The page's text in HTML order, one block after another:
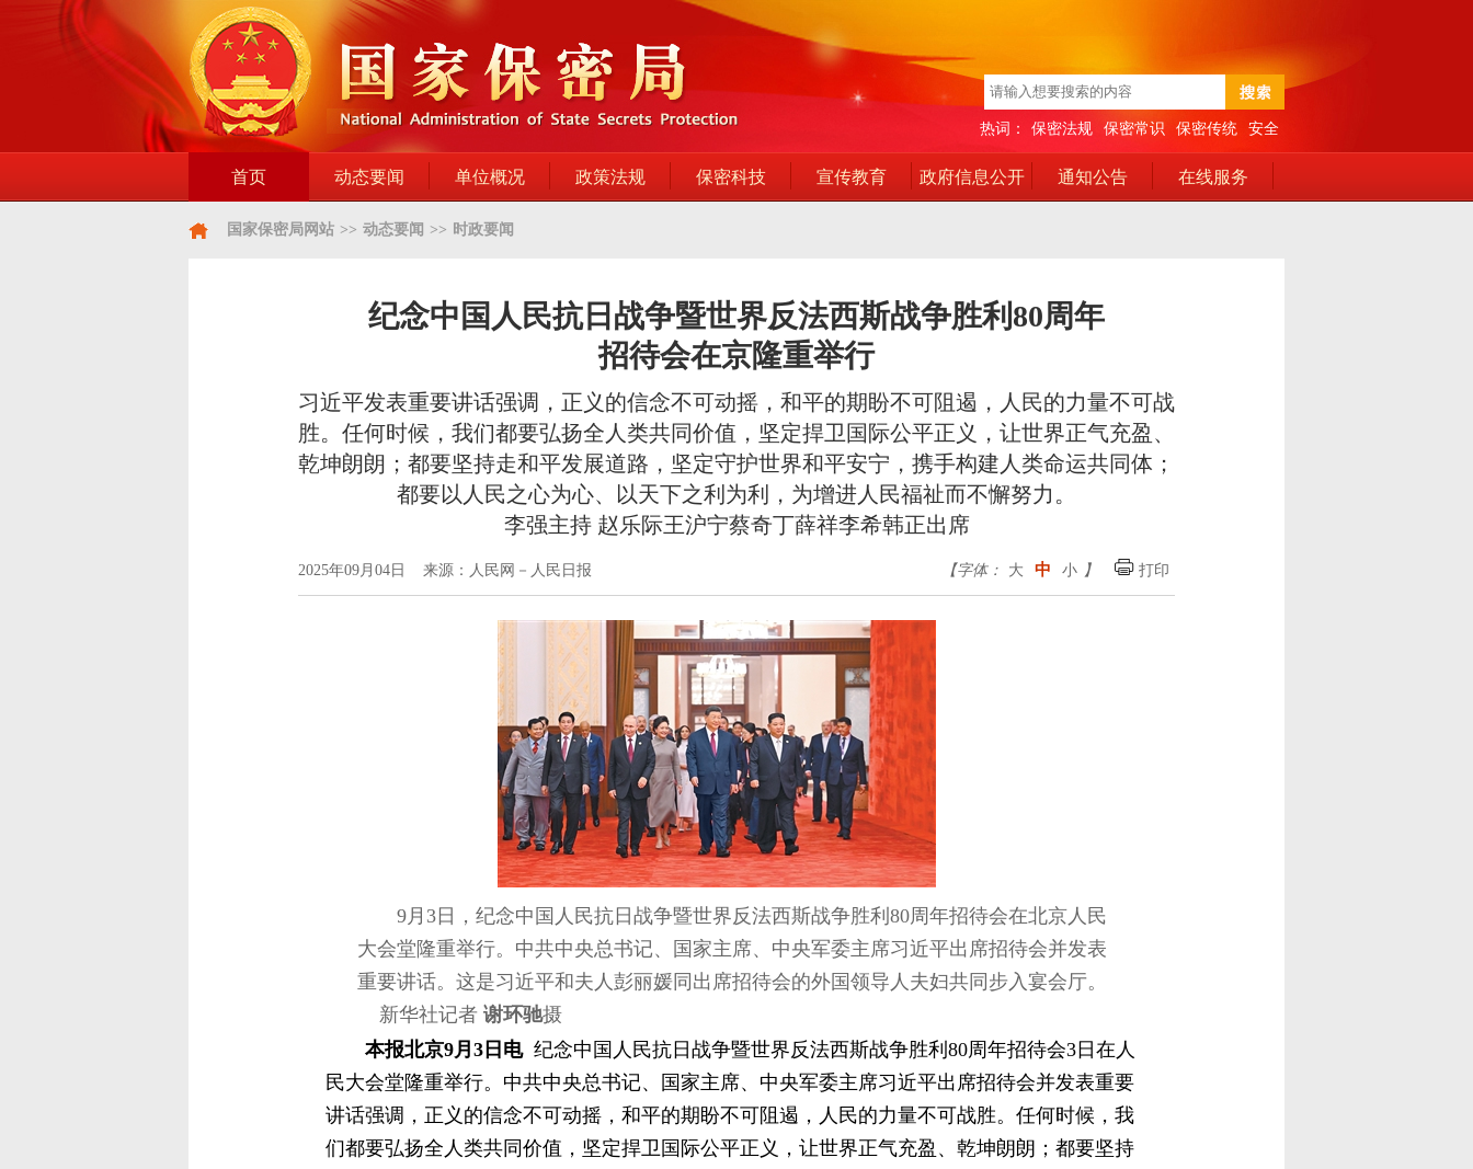
热词： 保密法规 保密常识 保密传统 安全
首页 动态要闻 单位概况 政策法规 保密科技 宣传教育 政府信息公开 通知公告 在线服务
国家保密局网站 >> 动态要闻 >> 时政要闻
纪念中国人民抗日战争暨世界反法西斯战争胜利80周年
招待会在京隆重举行
习近平发表重要讲话强调，正义的信念不可动摇，和平的期盼不可阻遏，人民的力量不可战
胜。任何时候，我们都要弘扬全人类共同价值，坚定捍卫国际公平正义，让世界正气充盈、
乾坤朗朗；都要坚持走和平发展道路，坚定守护世界和平安宁，携手构建人类命运共同体；
都要以人民之心为心、以天下之利为利，为增进人民福祉而不懈努力。
李强主持 赵乐际王沪宁蔡奇丁薛祥李希韩正出席
2025年09月04日 来源：人民网－人民日报 【字体： 大 中 小 】 打印
9月3日，纪念中国人民抗日战争暨世界反法西斯战争胜利80周年招待会在北京人民
大会堂隆重举行。中共中央总书记、国家主席、中央军委主席习近平出席招待会并发表
重要讲话。这是习近平和夫人彭丽媛同出席招待会的外国领导人夫妇共同步入宴会厅。
新华社记者 谢环驰摄
本报北京9月3日电纪念中国人民抗日战争暨世界反法西斯战争胜利80周年招待会3日在人
民大会堂隆重举行。中共中央总书记、国家主席、中央军委主席习近平出席招待会并发表重要
讲话强调，正义的信念不可动摇，和平的期盼不可阻遏，人民的力量不可战胜。任何时候，我
们都要弘扬全人类共同价值，坚定捍卫国际公平正义，让世界正气充盈、乾坤朗朗；都要坚持